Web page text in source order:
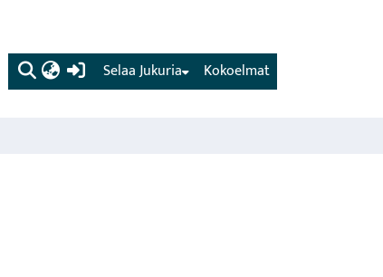
(current) Kokoelmat
Selaa Jukuria